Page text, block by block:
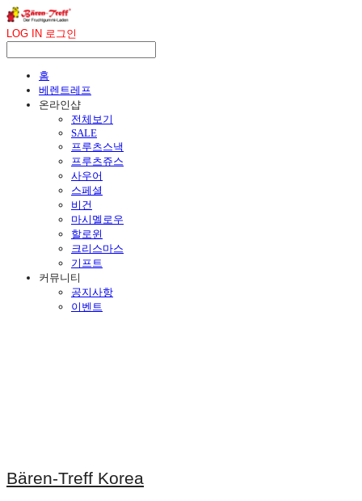
LOG IN 로그인
홈
베렌트레프
온라인샵
전체보기
SALE
프루츠스낵
프루츠쥬스
사우어
스페셜
비건
마시멜로우
할로윈
크리스마스
기프트
커뮤니티
공지사항
이벤트
Bären-Treff Korea